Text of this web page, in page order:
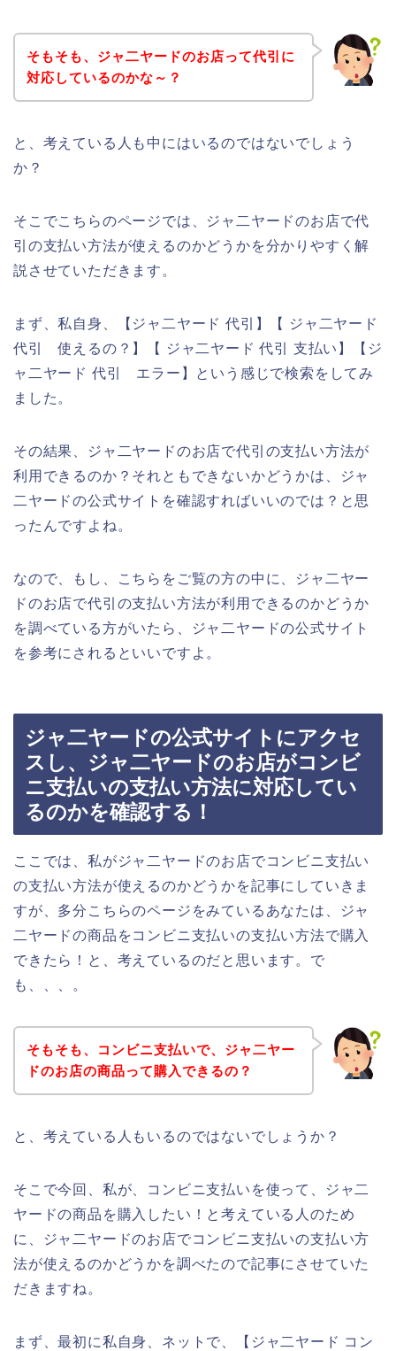
そもそも、ジャ二ヤードのお店って代引に
対応しているのかな～？
と、考えている人も中にはいるのではないでしょう
か？
そこでこちらのページでは、ジャ二ヤードのお店で代
引の支払い方法が使えるのかどうかを分かりやすく解
説させていただきます。
まず、私自身、【ジャ二ヤード 代引】【 ジャ二ヤード
代引 使えるの？】【 ジャ二ヤード 代引 支払い】【ジ
ャ二ヤード 代引 エラー】という感じで検索をしてみ
ました。
その結果、ジャ二ヤードのお店で代引の支払い方法が
利用できるのか？それともできないかどうかは、ジャ
二ヤードの公式サイトを確認すればいいのでは？と思
ったんですよね。
なので、もし、こちらをご覧の方の中に、ジャ二ヤー
ドのお店で代引の支払い方法が利用できるのかどうか
を調べている方がいたら、ジャ二ヤードの公式サイト
を参考にされるといいですよ。
ジャ二ヤードの公式サイトにアクセ
スし、ジャ二ヤードのお店がコンビ
ニ支払いの支払い方法に対応してい
るのかを確認する！
ここでは、私がジャ二ヤードのお店でコンビニ支払い
の支払い方法が使えるのかどうかを記事にしていきま
すが、多分こちらのページをみているあなたは、ジャ
二ヤードの商品をコンビニ支払いの支払い方法で購入
できたら！と、考えているのだと思います。で
も、、、。
そもそも、コンビニ支払いで、ジャ二ヤー
ドのお店の商品って購入できるの？
と、考えている人もいるのではないでしょうか？
そこで今回、私が、コンビニ支払いを使って、ジャ二
ヤードの商品を購入したい！と考えている人のため
に、ジャ二ヤードのお店でコンビニ支払いの支払い方
法が使えるのかどうかを調べたので記事にさせていた
だきますね。
まず、最初に私自身、ネットで、【ジャ二ヤード コン